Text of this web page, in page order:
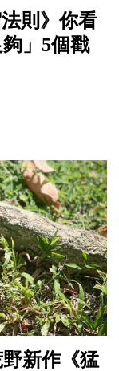
則》你看
」5個戳
新作《猛